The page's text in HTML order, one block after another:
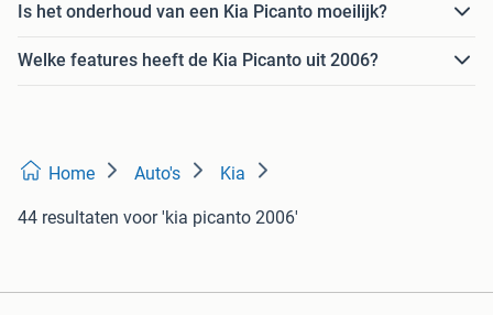
Is het onderhoud van een Kia Picanto moeilijk?
Welke features heeft de Kia Picanto uit 2006?
Home Auto's Kia
44 resultaten voor 'kia picanto 2006'